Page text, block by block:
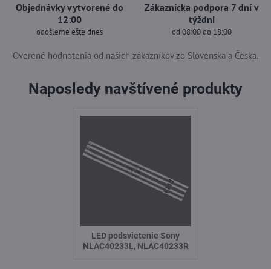
Objednávky vytvorené do
12:00
odošleme ešte dnes
Zákaznícka podpora 7 dní v
týždni
od 08:00 do 18:00
Overené hodnotenia od našich zákazníkov zo Slovenska a Česka.
Naposledy navštívené produkty
LED podsvietenie Sony
NLAC40233L, NLAC40233R